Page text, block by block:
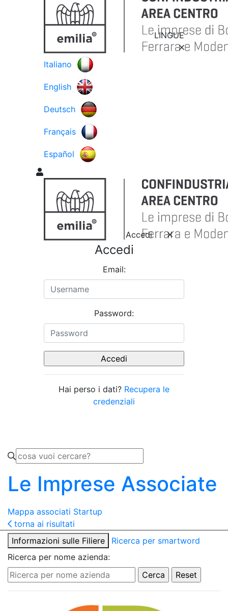
LINGUE
Italiano
English
Deutsch
Français
Español
Accedi
Accedi
Email:
Password:
Hai perso i dati? Recupera le
credenziali
Le Imprese Associate
Mappa associati Startup
torna ai risultati
Informazioni sulle Filiere
Ricerca per smartword
Ricerca per nome azienda: